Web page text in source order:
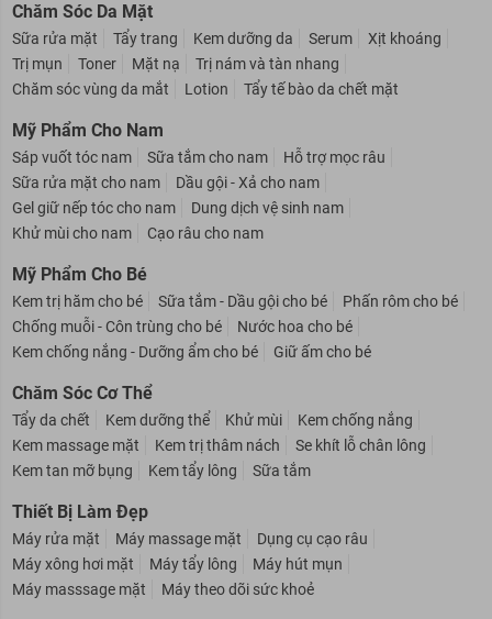
Chăm Sóc Da Mặt
Sữa rửa mặt Tẩy trang Kem dưỡng da Serum
Xịt khoáng
Trị mụn
Toner Mặt nạ
Trị nám và tàn nhang
Chăm sóc vùng da mắt
Lotion Tẩy tế bào da chết mặt
Mỹ Phẩm Cho Nam
Sáp vuốt tóc nam Sữa tắm cho nam
Hỗ trợ mọc râu
Sữa rửa mặt cho nam
Dầu gội - Xả cho nam
Gel giữ nếp tóc cho nam
Dung dịch vệ sinh nam
Khử mùi cho nam
Cạo râu cho nam
Mỹ Phẩm Cho Bé
Kem trị hăm cho bé Sữa tắm - Dầu gội cho bé
Phấn rôm cho bé
Chống muỗi - Côn trùng cho bé
Nước hoa cho bé
Kem chống nắng - Dưỡng ẩm cho bé
Giữ ấm cho bé
Chăm Sóc Cơ Thể
Tẩy da chết Kem dưỡng thể Khử mùi
Kem chống nắng
Kem massage mặt
Kem trị thâm nách
Se khít lỗ chân lông
Kem tan mỡ bụng
Kem tẩy lông Sữa tắm
Thiết Bị Làm Đẹp
Máy rửa mặt Máy massage mặt
Dụng cụ cạo râu
Máy xông hơi mặt
Máy tẩy lông
Máy hút mụn
Máy masssage mặt
Máy theo dõi sức khoẻ